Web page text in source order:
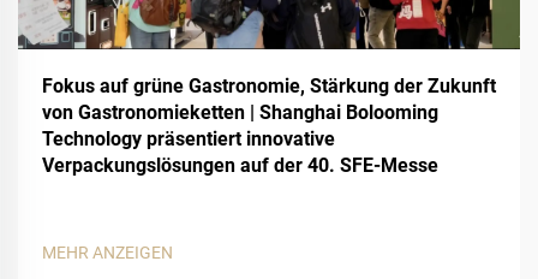
Fokus auf grüne Gastronomie, Stärkung der Zukunft
von Gastronomieketten | Shanghai Bolooming
Technology präsentiert innovative
Verpackungslösungen auf der 40. SFE-Messe
MEHR ANZEIGEN